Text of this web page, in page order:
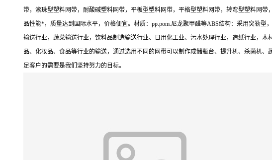
带，滚珠型塑料网带，耐酸碱塑料网带，平板型塑料网带，平格型塑料网带，转弯型塑料网
品性能*，质量达到国际水平，价格便宜。材质：pp.pom.尼龙聚甲醛等ABS结构：采用突勒
输送行业，蔬菜输送行业，饮料品制造输送行业、日用化工业、污水处理行业，造纸行业，
品、化妆品、食品等行业的输送，通过选用不同的网带可以制作成储瓶台、提升机、杀菌机
足客户的需要是我们坚持努力的目标。